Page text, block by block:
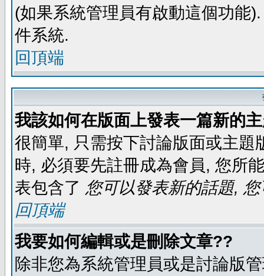
(如果系統管理員有啟動這個功能
件系統.
回頂端
我該如何在版面上發表一篇新的
很簡單, 只需按下討論版面或主
時, 必須要先註冊成為會員, 您所
表包含了 您可以發表新的話題,
回頂端
我要如何編輯或是刪除文章??
除非您為系統管理員或是討論版